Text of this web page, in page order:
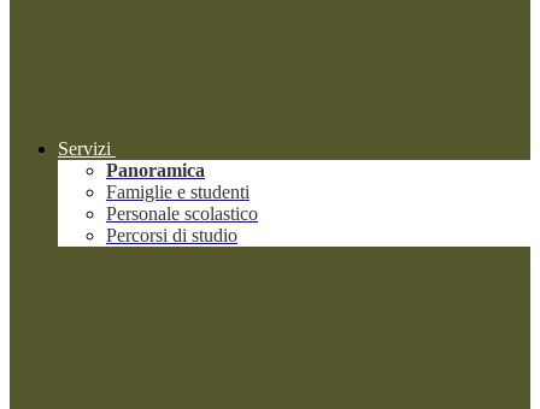
Servizi
Panoramica
Famiglie e studenti
Personale scolastico
Percorsi di studio